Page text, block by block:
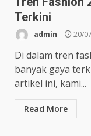
Terkini
admin 20/
Di dalam tren
banyak gaya
artikel ini, kami...
Read More